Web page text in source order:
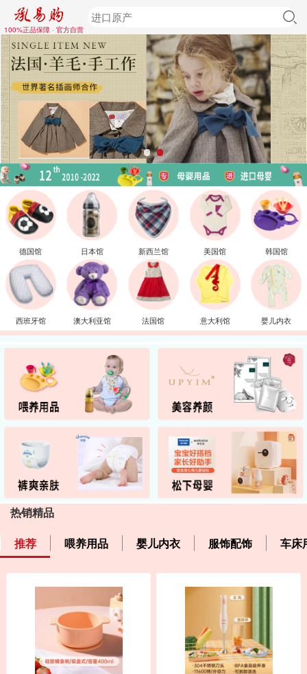
100%正品保障 · 官方自营
德国馆 日本馆 新西兰馆 美国馆 韩国馆
西班牙馆 澳大利亚馆 法国馆 意大利馆 婴儿内衣
热销精品
推荐
喂养用品 婴儿内衣 服饰配饰 车床